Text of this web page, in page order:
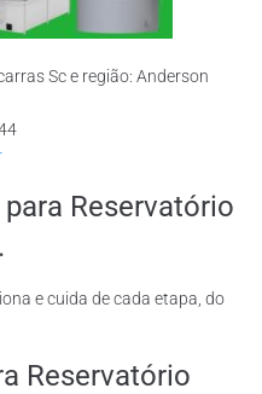
Sc e região: Anderson
Reservatório
e cuida de cada etapa, do
Reservatório